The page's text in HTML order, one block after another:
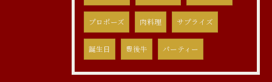
プロポーズ 肉料理 サプライズ
誕生日 豊後牛 パーティー